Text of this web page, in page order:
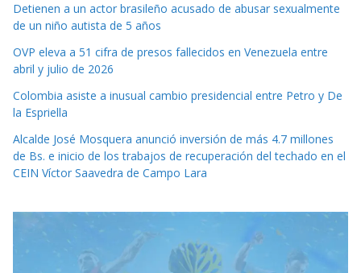
Detienen a un actor brasileño acusado de abusar sexualmente
de un niño autista de 5 años
OVP eleva a 51 cifra de presos fallecidos en Venezuela entre
abril y julio de 2026
Colombia asiste a inusual cambio presidencial entre Petro y De
la Espriella
Alcalde José Mosquera anunció inversión de más 4.7 millones
de Bs. e inicio de los trabajos de recuperación del techado en el
CEIN Víctor Saavedra de Campo Lara